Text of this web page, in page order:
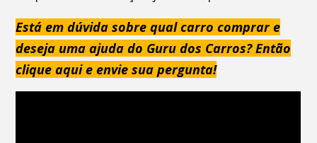
Está em dúvida sobre qual carro comprar e
deseja uma ajuda do Guru dos Carros? Então
clique aqui e envie sua pergunta!